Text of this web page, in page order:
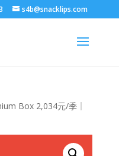
s4b@snacklips.com
Box 2,034元/季｜